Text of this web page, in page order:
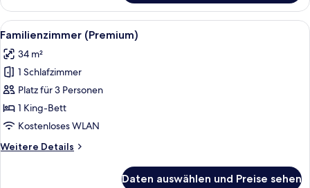
(2x2
Family
Room)
Alle
Fotos
für
Familienzimmer
(Premium)
anzeigen
Ein modernes Schlafzimmer mit
5
Familienzimmer (Premium)
34 m²
1 Schlafzimmer
Platz für 3 Personen
1 King-Bett
Kostenloses WLAN
Weitere Details
Weitere
Daten auswählen und Preise sehen